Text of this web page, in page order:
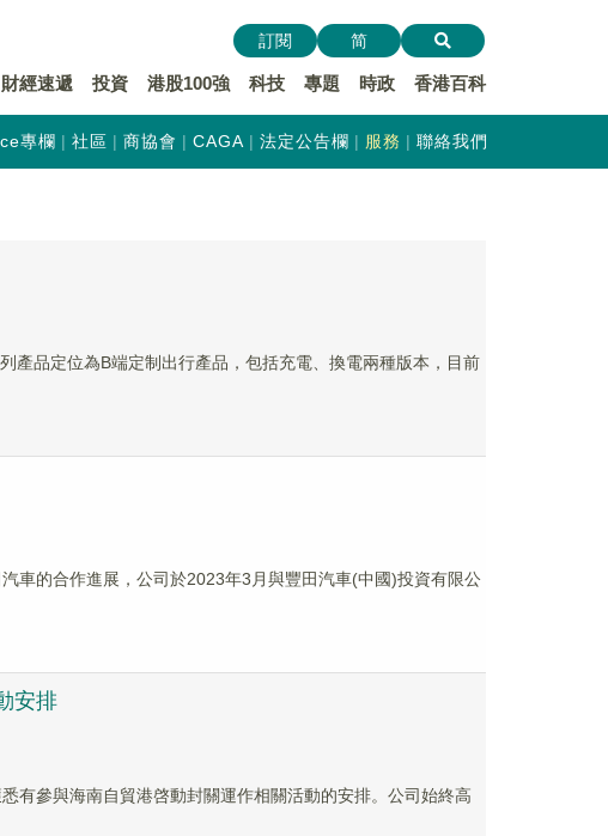
財經速遞 投資 港股100強 科技 專題 時政 香港百科
訂閱 简
專欄 社區 商協會 CAGA 法定公告欄 服務 聯絡我們
產品定位為B端定制出行產品，包括充電、換電兩種版本，目前
車的合作進展，公司於2023年3月與豐田汽車(中國)投資有限公
安排
有參與海南自貿港啓動封關運作相關活動的安排。公司始終高